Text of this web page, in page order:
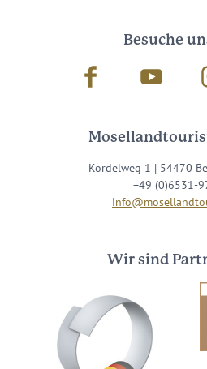
Besuche
Facebook Youtube
Kordelweg 1 | 54470
+49 (0)6531-
Wir sind